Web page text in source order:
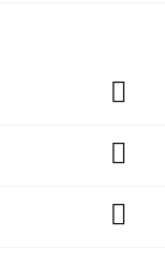


